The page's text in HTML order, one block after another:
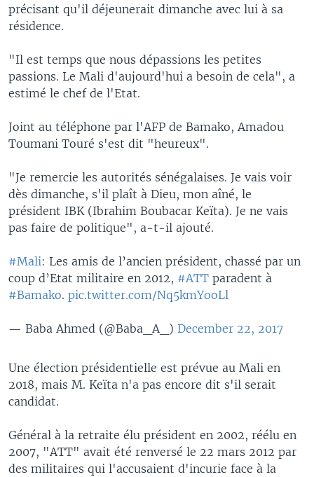
précisant qu'il déjeunerait dimanche avec lui à sa
résidence.
"Il est temps que nous dépassions les petites
passions. Le Mali d'aujourd'hui a besoin de cela", a
estimé le chef de l'Etat.
Joint au téléphone par l'AFP de Bamako, Amadou
Toumani Touré s'est dit "heureux".
"Je remercie les autorités sénégalaises. Je vais voir
dès dimanche, s'il plaît à Dieu, mon aîné, le
président IBK (Ibrahim Boubacar Keïta). Je ne vais
pas faire de politique", a-t-il ajouté.
#Mali: Les amis de l’ancien président, chassé par un
coup d’Etat militaire en 2012, #ATT paradent à
#Bamako. pic.twitter.com/Nq5kmYooLl
— Baba Ahmed (@Baba_A_) December 22, 2017
Une élection présidentielle est prévue au Mali en
2018, mais M. Keïta n'a pas encore dit s'il serait
candidat.
Général à la retraite élu président en 2002, réélu en
2007, "ATT" avait été renversé le 22 mars 2012 par
des militaires qui l'accusaient d'incurie face à la